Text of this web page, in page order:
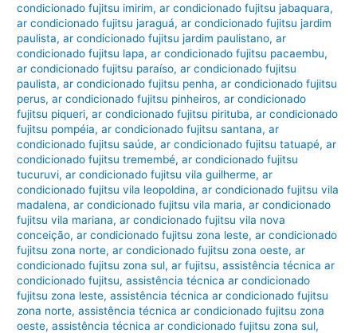
condicionado fujitsu imirim,ar condicionado fujitsu jabaquara,
ar condicionado fujitsu jaraguá,ar condicionado fujitsu jardim
paulista,ar condicionado fujitsu jardim paulistano,ar
condicionado fujitsu lapa,ar condicionado fujitsu pacaembu,
ar condicionado fujitsu paraíso,ar condicionado fujitsu
paulista,ar condicionado fujitsu penha,ar condicionado fujitsu
perus,ar condicionado fujitsu pinheiros,ar condicionado
fujitsu piqueri,ar condicionado fujitsu pirituba,ar condicionado
fujitsu pompéia,ar condicionado fujitsu santana,ar
condicionado fujitsu saúde,ar condicionado fujitsu tatuapé,ar
condicionado fujitsu tremembé,ar condicionado fujitsu
tucuruvi,ar condicionado fujitsu vila guilherme,ar
condicionado fujitsu vila leopoldina,ar condicionado fujitsu vila
madalena,ar condicionado fujitsu vila maria,ar condicionado
fujitsu vila mariana,ar condicionado fujitsu vila nova
conceição,ar condicionado fujitsu zona leste,ar condicionado
fujitsu zona norte,ar condicionado fujitsu zona oeste,ar
condicionado fujitsu zona sul,ar fujitsu,assistência técnica ar
condicionado fujitsu,assistência técnica ar condicionado
fujitsu zona leste,assistência técnica ar condicionado fujitsu
zona norte,assistência técnica ar condicionado fujitsu zona
oeste,assistência técnica ar condicionado fujitsu zona sul,